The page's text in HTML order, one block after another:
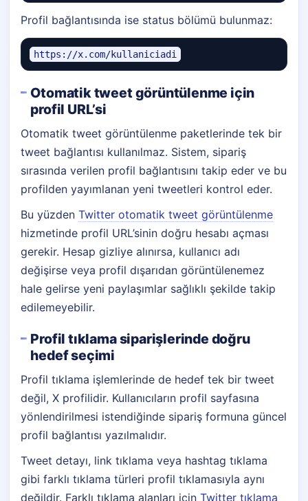
Profil bağlantısında ise status bölümü bulunmaz:
https://x.com/kullaniciadi
Otomatik tweet görüntülenme için
profil URL’si
Otomatik tweet görüntülenme paketlerinde tek bir
tweet bağlantısı kullanılmaz. Sistem, sipariş
sırasında verilen profil bağlantısını takip eder ve bu
profilden yayımlanan yeni tweetleri kontrol eder.
Bu yüzdenTwitter otomatik tweet görüntülenme
hizmetinde profil URL’sinin doğru hesabı açması
gerekir. Hesap gizliye alınırsa, kullanıcı adı
değişirse veya profil dışarıdan görüntülenemez
hale gelirse yeni paylaşımlar sağlıklı şekilde takip
edilemeyebilir.
Profil tıklama siparişlerinde doğru
hedef seçimi
Profil tıklama işlemlerinde de hedef tek bir tweet
değil, X profilidir. Kullanıcıların profil sayfasına
yönlendirilmesi istendiğinde sipariş formuna güncel
profil bağlantısı yazılmalıdır.
Tweet detayı, link tıklama veya hashtag tıklama
gibi farklı tıklama türleri profil tıklamasıyla aynı
değildir. Farklı tıklama alanları içinTwitter tıklama